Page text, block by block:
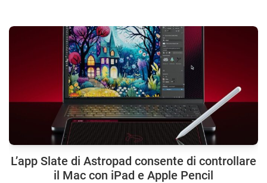
L’app Slate di Astropad consente di controllare
il Mac con iPad e Apple Pencil